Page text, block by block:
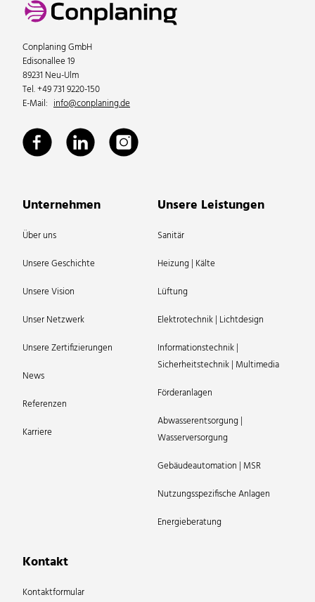
Conplaning GmbH
Edisonallee 19
89231 Neu-Ulm
Tel. +49 731 9220-150
E-Mail: info@conplaning.de
Unternehmen
Über uns
Unsere Geschichte
Unsere Vision
Unser Netzwerk
Unsere Zertifizierungen
News
Referenzen
Karriere
Unsere Leistungen
Sanitär
Heizung | Kälte
Lüftung
Elektrotechnik | Lichtdesign
Informationstechnik |
Sicherheitstechnik | Multimedia
Förderanlagen
Abwasserentsorgung |
Wasserversorgung
Gebäudeautomation | MSR
Nutzungsspezifische Anlagen
Energieberatung
Kontakt
Kontaktformular